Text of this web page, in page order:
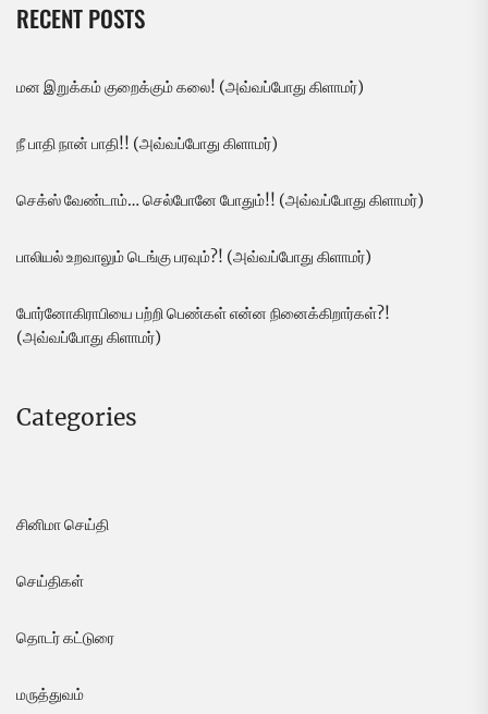
RECENT POSTS
மன இறுக்கம் குறைக்கும் கலை! (அவ்வப்போது கிளாமர்)
நீ பாதி நான் பாதி!! (அவ்வப்போது கிளாமர்)
செக்ஸ் வேண்டாம்… செல்போனே போதும்!! (அவ்வப்போது கிளாமர்)
பாலியல் உறவாலும் டெங்கு பரவும்?! (அவ்வப்போது கிளாமர்)
போர்னோகிராபியை பற்றி பெண்கள் என்ன நினைக்கிறார்கள்?!
(அவ்வப்போது கிளாமர்)
Categories
சினிமா செய்தி
செய்திகள்
தொடர் கட்டுரை
மருத்துவம்